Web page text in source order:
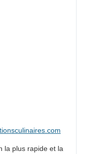
la plus rapide et la